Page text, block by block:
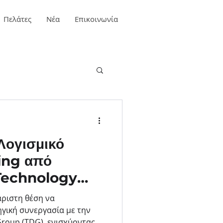
Πελάτες Νέα Επικοινωνία
από
(TDG)
θέση να
συνεργασία με την